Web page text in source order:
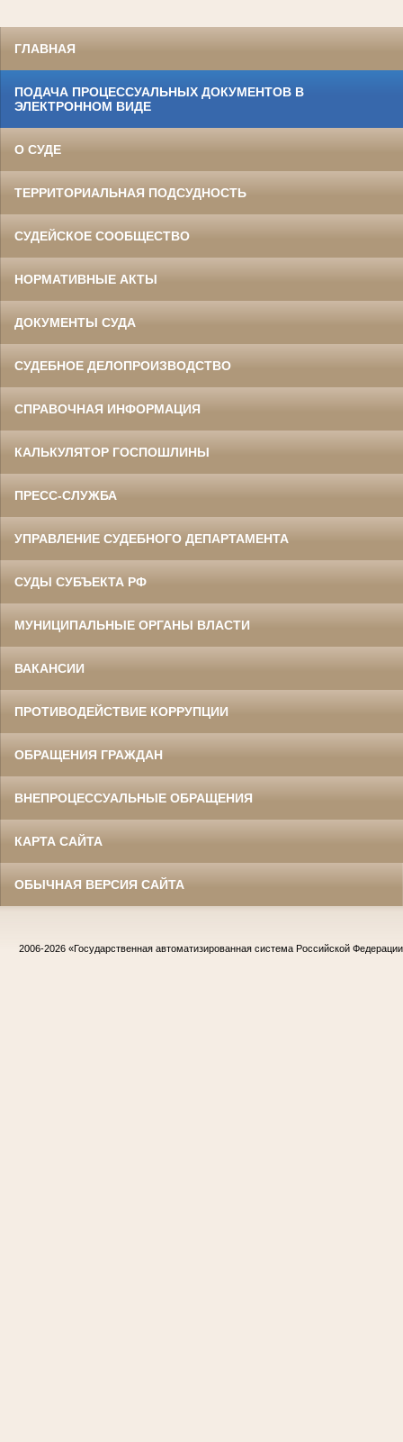
ГЛАВНАЯ
ПОДАЧА ПРОЦЕССУАЛЬНЫХ ДОКУМЕНТОВ В
ЭЛЕКТРОННОМ ВИДЕ
О СУДЕ
ТЕРРИТОРИАЛЬНАЯ ПОДСУДНОСТЬ
СУДЕЙСКОЕ СООБЩЕСТВО
НОРМАТИВНЫЕ АКТЫ
ДОКУМЕНТЫ СУДА
СУДЕБНОЕ ДЕЛОПРОИЗВОДСТВО
СПРАВОЧНАЯ ИНФОРМАЦИЯ
КАЛЬКУЛЯТОР ГОСПОШЛИНЫ
ПРЕСС-СЛУЖБА
УПРАВЛЕНИЕ СУДЕБНОГО ДЕПАРТАМЕНТА
СУДЫ СУБЪЕКТА РФ
МУНИЦИПАЛЬНЫЕ ОРГАНЫ ВЛАСТИ
ВАКАНСИИ
ПРОТИВОДЕЙСТВИЕ КОРРУПЦИИ
ОБРАЩЕНИЯ ГРАЖДАН
ВНЕПРОЦЕССУАЛЬНЫЕ ОБРАЩЕНИЯ
КАРТА САЙТА
ОБЫЧНАЯ ВЕРСИЯ САЙТА
2006-2026 «Государственная автоматизированная система Российской